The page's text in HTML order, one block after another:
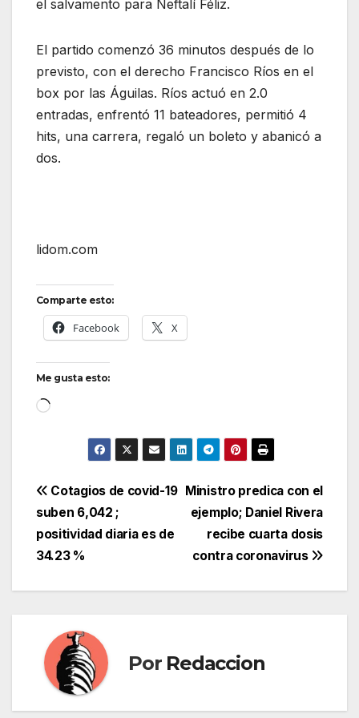
el salvamento para Neftalí Féliz.
El partido comenzó 36 minutos después de lo
previsto, con el derecho Francisco Ríos en el
box por las Águilas. Ríos actuó en 2.0
entradas, enfrentó 11 bateadores, permitió 4
hits, una carrera, regaló un boleto y abanicó a
dos.
lidom.com
Comparte esto:
Facebook X
Me gusta esto:
Cargando...
Navegación
de
entradas
Ministro predica con el
ejemplo; Daniel Rivera
recibe cuarta dosis
contra coronavirus
Cotagios de covid-19
suben 6,042 ;
positividad diaria es de
34.23 %
Por Redaccion